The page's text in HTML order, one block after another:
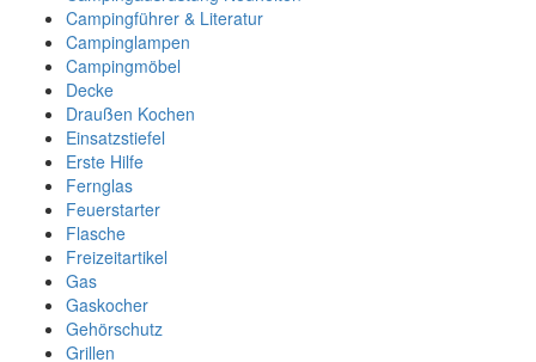
Campingführer & Literatur
Campinglampen
Campingmöbel
Decke
Draußen Kochen
Einsatzstiefel
Erste Hilfe
Fernglas
Feuerstarter
Flasche
Freizeitartikel
Gas
Gaskocher
Gehörschutz
Grillen